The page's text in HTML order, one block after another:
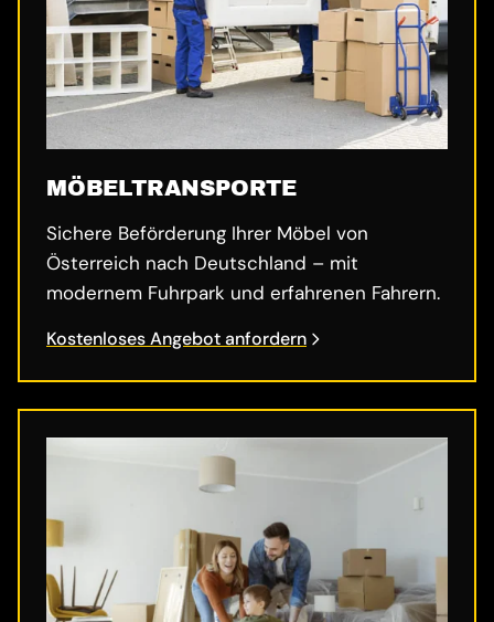
MÖBELTRANSPORTE
Sichere Beförderung Ihrer Möbel von
Österreich nach Deutschland – mit
modernem Fuhrpark und erfahrenen Fahrern.
Kostenloses Angebot anfordern